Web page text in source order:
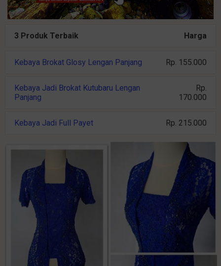
3 Produk Terbaik Harga
Kebaya Brokat Glosy Lengan Panjang Rp. 155.000
Kebaya Jadi Brokat Kutubaru Lengan
Panjang
Rp.
170.000
Kebaya Jadi Full Payet Rp. 215.000